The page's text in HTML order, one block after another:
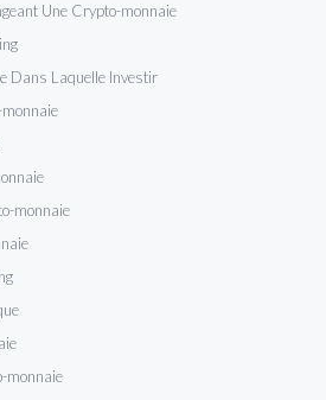
Une Crypto-monnaie
Dans Laquelle Investir
monnaie
monnaie